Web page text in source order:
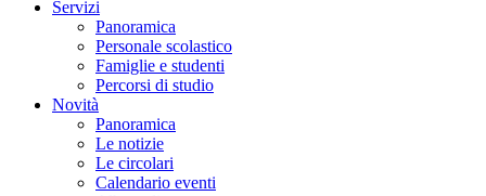
Servizi
Panoramica
Personale scolastico
Famiglie e studenti
Percorsi di studio
Novità
Panoramica
Le notizie
Le circolari
Calendario eventi